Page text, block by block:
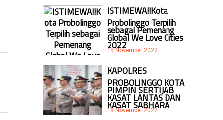
ISTIMEWA!!Kota
Probolinggo Terpilih
sebagai Pemenang
Global We Love Cities
2022
15 November 2022
KAPOLRES
PROBOLINGGO KOTA
PIMPIN SERTIJAB
KASAT LANTAS DAN
KASAT SABHARA
18 November 2022